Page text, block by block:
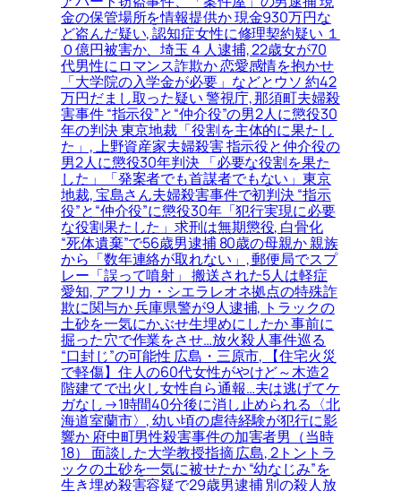
金の保管場所を情報提供か 現金930万円な
ど盗んだ疑い, 認知症女性に修理契約疑い １
０億円被害か、埼玉４人逮捕, 22歳女が70
代男性にロマンス詐欺か 恋愛感情を抱かせ
「大学院の入学金が必要」などとウソ 約42
万円だまし取った疑い 警視庁, 那須町夫婦殺
害事件 “指示役”と“仲介役”の男2人に懲役30
年の判決 東京地裁「役割を主体的に果たし
た」, 上野資産家夫婦殺害 指示役と仲介役の
男2人に懲役30年判決 「必要な役割を果た
した」「発案者でも首謀者でもない」東京
地裁, 宝島さん夫婦殺害事件で初判決 “指示
役”と“仲介役”に懲役30年「犯行実現に必要
な役割果たした」求刑は無期懲役, 白骨化
“死体遺棄”で56歳男逮捕 80歳の母親か 親族
から「数年連絡が取れない」, 郵便局でスプ
レー「誤って噴射」 搬送された5人は軽症
愛知, アフリカ・シエラレオネ拠点の特殊詐
欺に関与か 兵庫県警が9人逮捕, トラックの
土砂を一気にかぶせ生埋めにしたか 事前に
掘った穴で作業をさせ…放火殺人事件巡る
“口封じ”の可能性 広島・三原市, 【住宅火災
で軽傷】住人の60代女性がやけど～木造2
階建てで出火し女性自ら通報…夫は逃げてケ
ガなし→1時間40分後に消し止められる〈北
海道室蘭市〉, 幼い頃の虐待経験が犯行に影
響か 府中町男性殺害事件の加害者男（当時
18） 面談した大学教授指摘 広島, 2トントラ
ックの土砂を一気に被せたか “幼なじみ”を
生き埋め殺害容疑で29歳男逮捕 別の殺人放